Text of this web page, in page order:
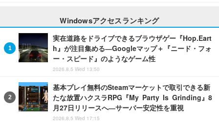
Windowsアクセスランキング
実在道路をドライブできるブラウザゲー『Hop.Eart
h』が注目集める―Googleマップ＋『ニード・フォ
ー・スピード』のようなゲーム性
2026.8.5 Wed 13:50
基本プレイ無料のSteamマーケットで取引できる新
たな放置ハクスラRPG『My Party Is Grinding』8
月27日リリースへ―サーバー安定性を重視
2026.8.5 Wed 17:15